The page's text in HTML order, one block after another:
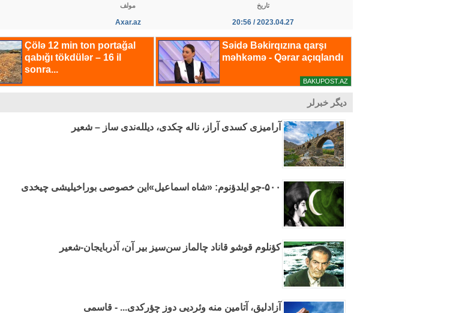
تاریخ
2023.04.27 / 20:56
مولف
Axar.az
دیگر خبرلر
آرامیزی کسدی آراز، ناله چکدی، دیلله‌ندی ساز – شعیر
۵۰۰-جو ایلدؤنوم: «شاه اسماعیل»این خصوصی بوراخیلیشی چیخدی
کؤنلوم قوشو قاناد چالماز سن‌سیز بیر آن، آذربایجان-شعیر
آزادلیق، آتامین منه وئردیی دوز چؤرکدی... - قاسمی